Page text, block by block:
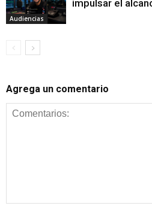
Audiencias
impulsar el
Agrega un comentario